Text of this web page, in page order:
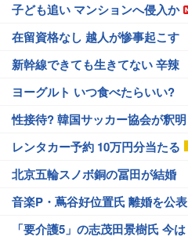
子ども追い マンションへ侵入か
在留資格なし 越人が惨事起こす
新幹線できても生きてない 辛辣
ヨーグルト いつ食べたらいい?
性接待? 韓国サッカー協会が釈明
レンタカー予約 10万円分当たる
北京五輪スノボ銅の冨田が結婚
音楽P・蔦谷好位置氏 離婚を公表
「要介護5」の志茂田景樹氏 今は